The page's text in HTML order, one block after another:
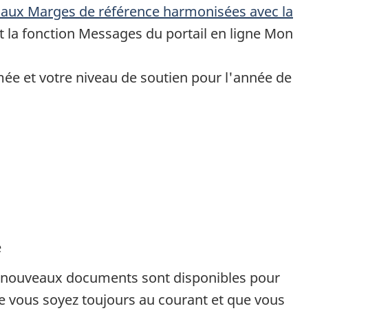
Marges de référence harmonisées avec la
la fonction Messages du portail en ligne Mon
et votre niveau de soutien pour l'année de
documents sont disponibles pour
soyez toujours au courant et que vous